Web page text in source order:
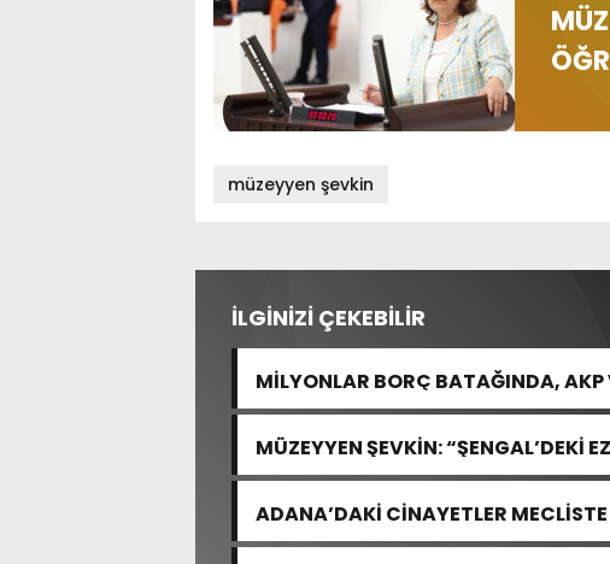
müzeyyen şevkin
İLGİNİZİ ÇEKEBİLİR
MİLYONLAR BORÇ BATAĞINDA, AKP
“ARAŞTIRMAYALIM!”
MÜZEYYEN ŞEVKİN: “ŞENGAL’DEKİ
ACISIDIR”
ADANA’DAKİ CİNAYETLER